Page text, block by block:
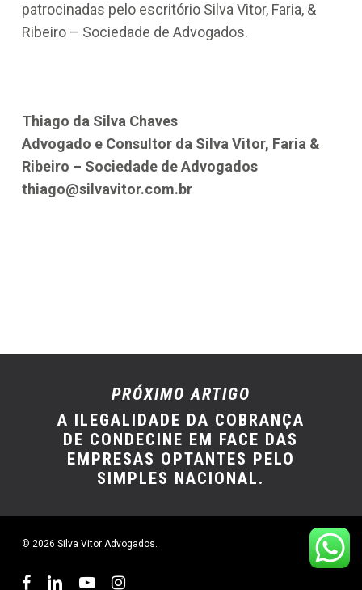
patrocinadas pelo escritório Silva Vitor, Faria, &
Ribeiro – Sociedade de Advogados.
Thiago da Silva Chaves
Advogado e Consultor da Silva Vitor, Faria &
Ribeiro – Sociedade de Advogados
thiago@silvavitor.com.br
PRÓXIMO ARTIGO
A ILEGALIDADE DA COBRANÇA
DE CONDECINE EM FACE DAS
EMPRESAS OPTANTES PELO
SIMPLES NACIONAL.
© 2026 Silva Vitor Advogados.
facebooklinkedinyoutubeinstagram